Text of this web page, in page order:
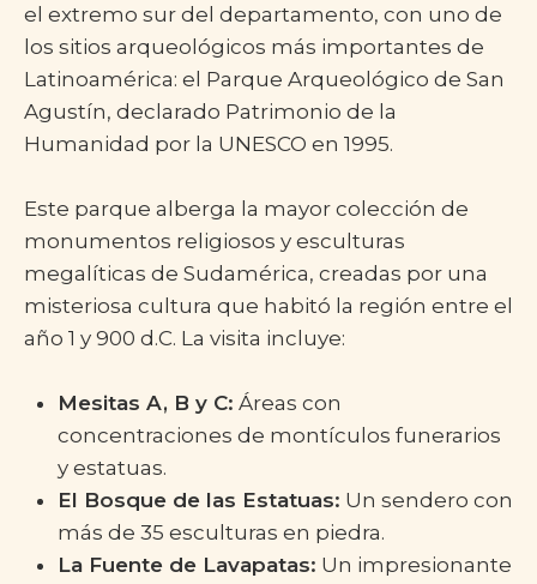
el extremo sur del departamento, con uno de
los sitios arqueológicos más importantes de
Latinoamérica: el Parque Arqueológico de San
Agustín, declarado Patrimonio de la
Humanidad por la UNESCO en 1995.
Este parque alberga la mayor colección de
monumentos religiosos y esculturas
megalíticas de Sudamérica, creadas por una
misteriosa cultura que habitó la región entre el
año 1 y 900 d.C. La visita incluye:
Mesitas A, B y C: Áreas con
concentraciones de montículos funerarios
y estatuas.
El Bosque de las Estatuas: Un sendero con
más de 35 esculturas en piedra.
La Fuente de Lavapatas: Un impresionante